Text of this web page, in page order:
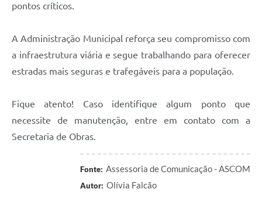
pontos críticos.
A Administração Municipal reforça seu compromisso com
a infraestrutura viária e segue trabalhando para oferecer
estradas mais seguras e trafegáveis para a população.
Fique atento! Caso identifique algum ponto que
necessite de manutenção, entre em contato com a
Secretaria de Obras.
Fonte: Assessoria de Comunicação - ASCOM
Autor: Olívia Falcão